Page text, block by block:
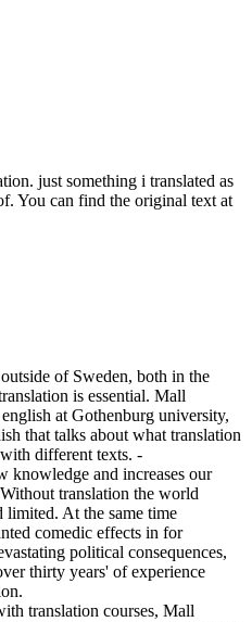
just something i translated as
You can find the original text at
of Sweden, both in the
is essential. Mall
at Gothenburg university,
that talks about what translation
different texts. -
knowledge and increases our
translation the world
At the same time
comedic effects in for
political consequences,
thirty years' of experience
translation courses, Mall